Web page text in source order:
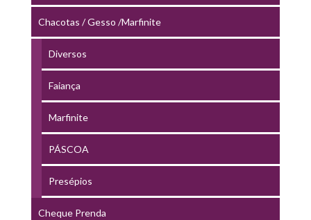
Chacotas / Gesso /Marfinite
Diversos
Faiança
Marfinite
PÁSCOA
Presépios
Cheque Prenda